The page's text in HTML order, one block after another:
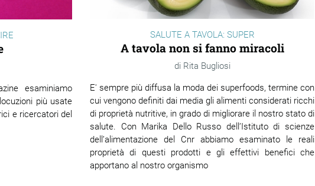
esaminiamo
più usate
e ricercatori del
SALUTE A TAVOLA: SUPER
A tavola non si fanno miracoli
Rita Bugliosi
E' sempre più diffusa la moda dei superfoods, termine con
cui vengono definiti dai media gli alimenti considerati ricchi
di proprietà nutritive, in grado di migliorare il nostro stato di
salute. Con Marika Dello Russo dell’Istituto di scienze
dell’alimentazione del Cnr abbiamo esaminato le reali
proprietà di questi prodotti e gli effettivi benefici che
apportano al nostro organismo